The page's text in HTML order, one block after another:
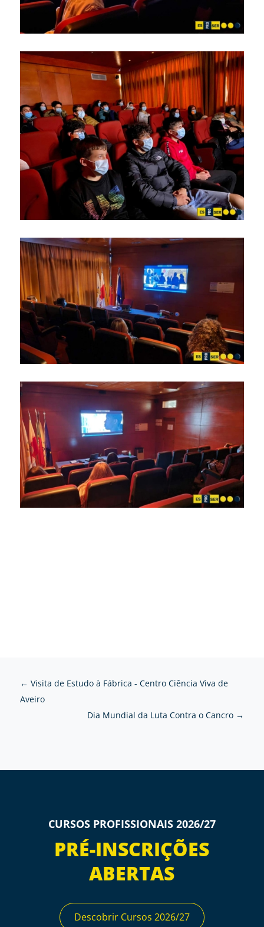
← Visita de Estudo à Fábrica - Centro Ciência Viva de
Aveiro
Dia Mundial da Luta Contra o Cancro →
CURSOS PROFISSIONAIS 2026/27
PRÉ-INSCRIÇÕES
ABERTAS
Descobrir Cursos 2026/27